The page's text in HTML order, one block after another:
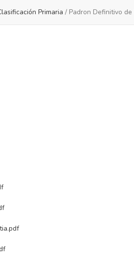
Primaria / Padron Definitivo